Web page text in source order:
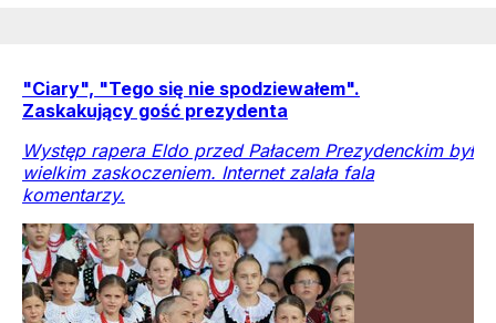
"Ciary", "Tego się nie spodziewałem".
Zaskakujący gość prezydenta
Występ rapera Eldo przed Pałacem Prezydenckim był
wielkim zaskoczeniem. Internet zalała fala
komentarzy.